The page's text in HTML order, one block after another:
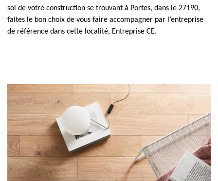
sol de votre construction se trouvant à Portes, dans le 27190,
faites le bon choix de vous faire accompagner par l’entreprise
de référence dans cette localité, Entreprise CE.